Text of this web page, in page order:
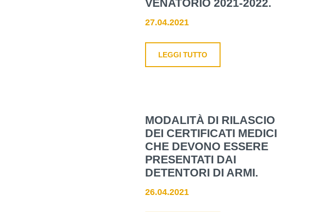
VENATORIO 2021-2022.
27.04.2021
LEGGI TUTTO
MODALITÀ DI RILASCIO
DEI CERTIFICATI MEDICI
CHE DEVONO ESSERE
PRESENTATI DAI
DETENTORI DI ARMI.
26.04.2021